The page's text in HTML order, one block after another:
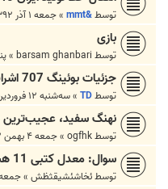
توسط&mmt
»جمعه ۱ آذر ۱۳۹۲, ۵:۴۸ ب.ظ
بازی
توسط barsam ghanbari
»
جزئیات بوئینگ 707 اشرافی شاه/ پرنده‌ای که 37 سال استبداد را
توسطTD
»سه‌شنبه ۱۲ فروردین ۱۳۹۳, ۷:۲۷ ب.ظ
نهنگ سفید، عجیب‌ترین
توسطogfhk
»جمعه ۴ بهمن ۱۳۹۲, ۱۰:۱۶ ق.ظ
سوال: معدل کتبی 11 هست ایا گیر میدن؟
توسطئخاشئشیقثظش »جمعه ۲۵ اسفند ۱۳۹۱,